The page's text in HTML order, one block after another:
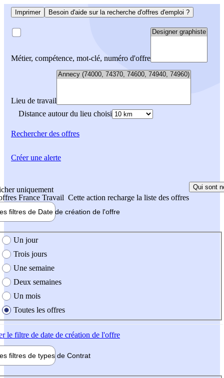
Imprimer Besoin d'aide sur la recherche d'offres d'emploi ?
Métier, compétence, mot-clé, numéro d'offre
Lieu de travail
Distance autour du lieu choisi
Rechercherdes offres
uniquement
France Travail Cette action recharge la liste des offres
Qui sont
filtres de Date de création de l'offre
création de l'offre
Un jour
Trois jours
Une semaine
Deux semaines
Un mois
Toutes les offres
le filtre de date de création de l'offre
filtres de types de Contrat
Créer une alerte